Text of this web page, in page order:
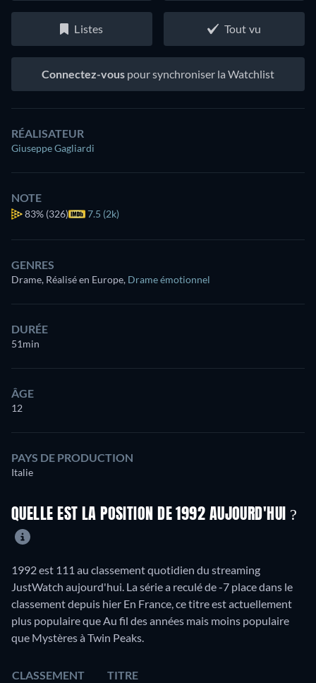
Listes Tout vu
Connectez-vous pour synchroniser la Watchlist
RÉALISATEUR
Giuseppe Gagliardi
NOTE
83% (326) 7.5 (2k)
GENRES
Drame, Réalisé en Europe, Drame émotionnel
DURÉE
51min
ÂGE
12
PAYS DE PRODUCTION
Italie
QUELLE EST LA POSITION DE 1992 AUJOURD'HUI ?
1992 est 111 au classement quotidien du streaming
JustWatch aujourd'hui. La série a reculé de -7 place dans le
classement depuis hier En France, ce titre est actuellement
plus populaire que Au fil des années mais moins populaire
que Mystères à Twin Peaks.
CLASSEMENT TITRE